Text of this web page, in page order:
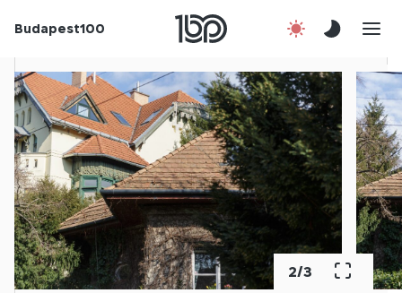
Budapest100
Csatlakozz!
Kapcsolat
En
2/3